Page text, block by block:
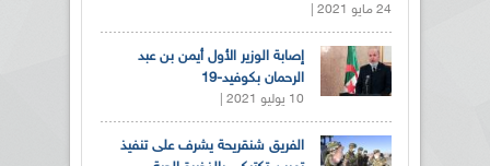
24 مايو 2021 |
إصابة الوزير الأول أيمن بن عبد
الرحمان بكوفيد-19
10 يوليو 2021 |
الفريق شنقريحة يشرف على تنفيذ